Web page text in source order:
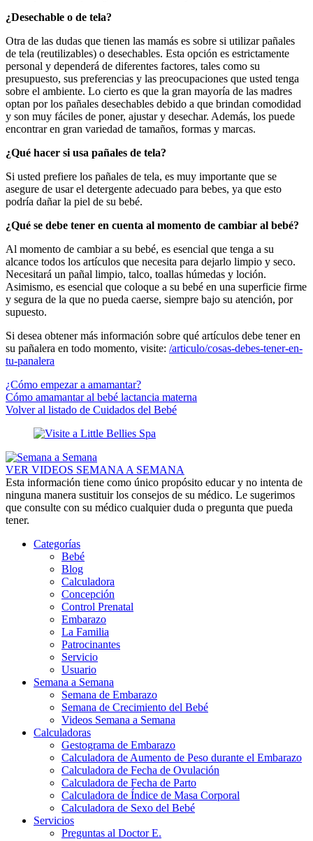
¿Desechable o de tela?
Otra de las dudas que tienen las mamás es sobre si utilizar pañales
de tela (reutilizables) o desechables. Esta opción es estrictamente
personal y dependerá de diferentes factores, tales como su
presupuesto, sus preferencias y las preocupaciones que usted tenga
sobre el ambiente. Lo cierto es que la gran mayoría de las madres
optan por los pañales desechables debido a que brindan comodidad
y son muy fáciles de poner, ajustar y desechar. Además, los puede
encontrar en gran variedad de tamaños, formas y marcas.
¿Qué hacer si usa pañales de tela?
Si usted prefiere los pañales de tela, es muy importante que se
asegure de usar el detergente adecuado para bebes, ya que esto
podría dañar la piel de su bebé.
¿Qué se debe tener en cuenta al momento de cambiar al bebé?
Al momento de cambiar a su bebé, es esencial que tenga a su
alcance todos los artículos que necesita para dejarlo limpio y seco.
Necesitará un pañal limpio, talco, toallas húmedas y loción.
Asimismo, es esencial que coloque a su bebé en una superficie firme
y segura de la que no pueda caerse, siempre bajo su atención, por
supuesto.
Si desea obtener más información sobre qué artículos debe tener en
su pañalera en todo momento, visite: /articulo/cosas-debes-tener-en-
tu-panalera
¿Cómo empezar a amamantar?
Cómo amamantar al bebé lactancia materna
Volver al listado de Cuidados del Bebé
VER VIDEOS SEMANA A SEMANA
Esta información tiene como único propósito educar y no intenta de
ninguna manera sustituir los consejos de su médico. Le sugerimos
que consulte con su médico cualquier duda o pregunta que pueda
tener.
Categorías
Bebé
Blog
Calculadora
Concepción
Control Prenatal
Embarazo
La Familia
Patrocinantes
Servicio
Usuario
Semana a Semana
Semana de Embarazo
Semana de Crecimiento del Bebé
Videos Semana a Semana
Calculadoras
Gestograma de Embarazo
Calculadora de Aumento de Peso durante el Embarazo
Calculadora de Fecha de Ovulación
Calculadora de Fecha de Parto
Calculadora de Índice de Masa Corporal
Calculadora de Sexo del Bebé
Servicios
Preguntas al Doctor E.